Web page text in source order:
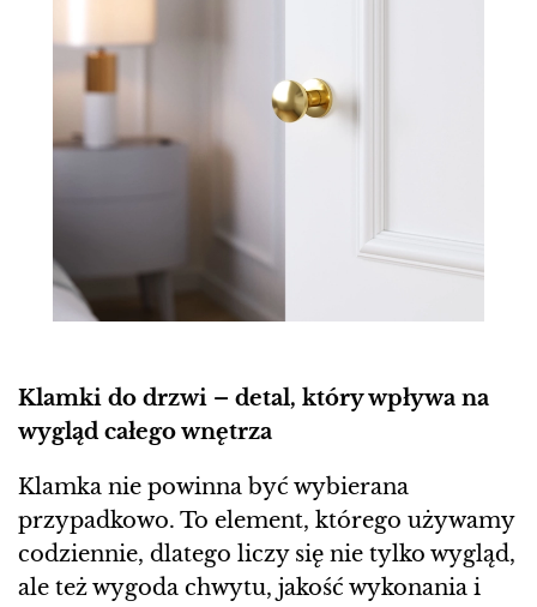
Klamki do drzwi – detal, który wpływa na
wygląd całego wnętrza
Klamka nie powinna być wybierana
przypadkowo. To element, którego używamy
codziennie, dlatego liczy się nie tylko wygląd,
ale też wygoda chwytu, jakość wykonania i